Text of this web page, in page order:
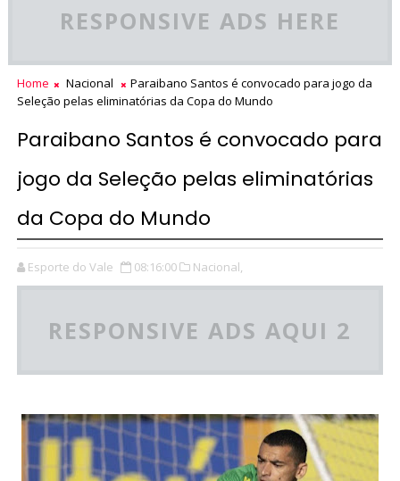
RESPONSIVE ADS HERE
Home Nacional
Paraibano Santos é convocado para jogo da
Seleção pelas eliminatórias da Copa do Mundo
Paraibano Santos é convocado para
jogo da Seleção pelas eliminatórias
da Copa do Mundo
Esporte do Vale 08:16:00 Nacional,
RESPONSIVE ADS AQUI 2